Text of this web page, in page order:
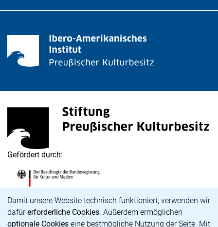
Damit unsere Website technisch funktioniert, verwenden wir
dafürerforderliche Cookies. Außerdem ermöglichen
optionale Cookies eine bestmögliche Nutzung der Seite. Mit
Stiftung Preußischer Kulturbesitz
(externer Link, öffnet neues Fenster)
Gefördert durch: